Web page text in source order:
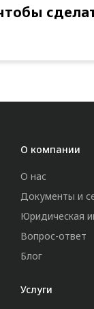
О компании
О нас
Документы и
Юридическая
Вопрос-ответ
Блог
Услуги